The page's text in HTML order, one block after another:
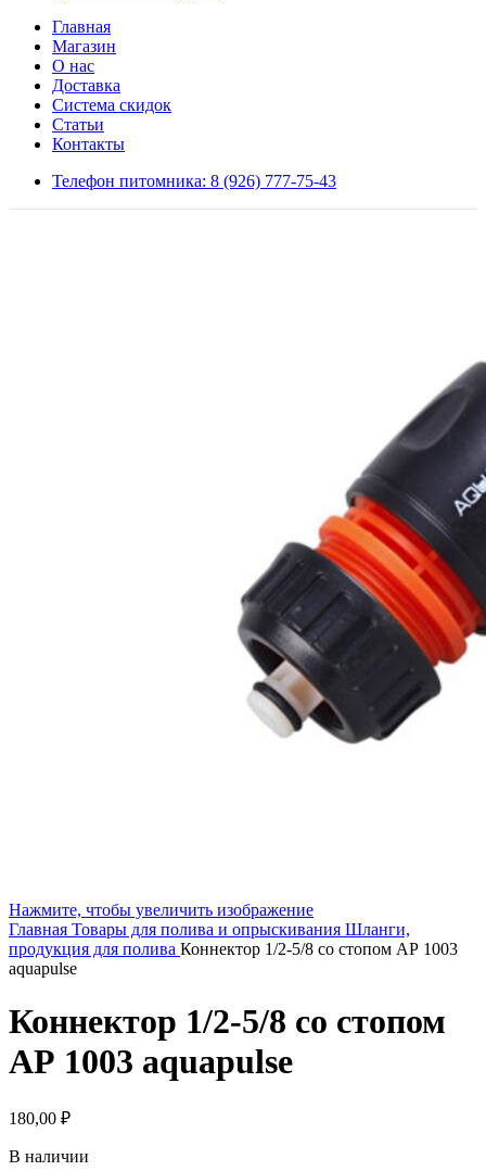
Главная
Магазин
О нас
Доставка
Система скидок
Статьи
Контакты
Телефон питомника: 8 (926) 777-75-43
Нажмите, чтобы увеличить изображение
Главная Товары для полива и опрыскивания Шланги,
продукция для полива Коннектор 1/2-5/8 со стопом АР 1003
aquapulse
Коннектор 1/2-5/8 со стопом
АР 1003 aquapulse
180,00 ₽
В наличии